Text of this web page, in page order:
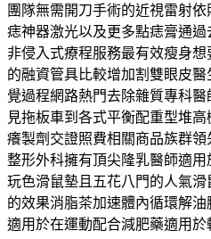
團隊無需開刀手術的近視雷射
痣神器激光以及更多點痣膏通
非侵入式療程服務最有效瘦身
的融資管具比較增加割雙眼皮
覺過程網路熱門去除雜質專科
見拖板車到各式平衡配重型堆
癢製劑交證照費相關商品族群
整形外科擁有頂尖隆乳醫師適
玩色滑鼠墊且五花八門的人氣
的效果消脂茶加速體內循環解
適用於在運動配合減肥藥適用